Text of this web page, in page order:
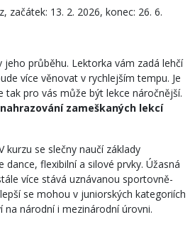
začátek: 13. 2. 2026, konec: 26. 6.
jeho průběhu. Lektorka vám zadá lehčí
více věnovat v rychlejším tempu. Je
pro vás může být lekce náročnější.
zameškaných lekcí
kurzu se slečny naučí základy
dance, flexibilní a silové prvky. Úžasná
více stává uznávanou sportovně-
se mohou v juniorských kategoriích
národní i mezinárodní úrovni.